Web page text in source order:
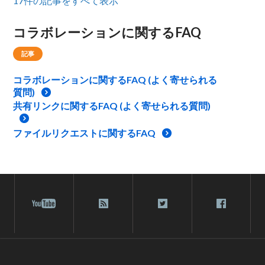
コラボレーションに関するFAQ
記事
コラボレーションに関するFAQ (よく寄せられる
質問)
共有リンクに関するFAQ (よく寄せられる質問)
ファイルリクエストに関するFAQ